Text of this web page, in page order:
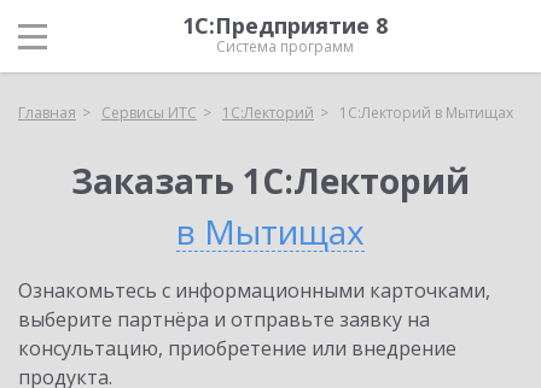
1С:Предприятие 8
Система программ
Главная Сервисы ИТС 1С:Лекторий 1С:Лекторий в Мытищах
Заказать 1С:Лекторий
в Мытищах
Ознакомьтесь с информационными карточками,
выберите партнёра и отправьте заявку на
консультацию, приобретение или внедрение
продукта.